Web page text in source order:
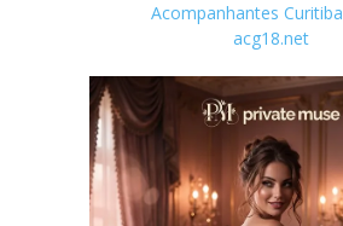
Acompanhantes
acg18.net